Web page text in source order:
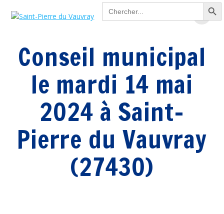
Search Search Button
Passer
au
Conseil municipal
le mardi 14 mai
2024 à Saint-
Pierre du Vauvray
(27430)